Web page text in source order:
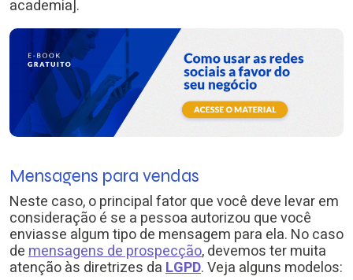
academia].
Mensagens para vendas
Neste caso, o principal fator que você deve levar em
consideração é se a pessoa autorizou que você
enviasse algum tipo de mensagem para ela. No caso
demensagens de prospecção, devemos ter muita
atenção às diretrizes daLGPD. Veja alguns modelos: